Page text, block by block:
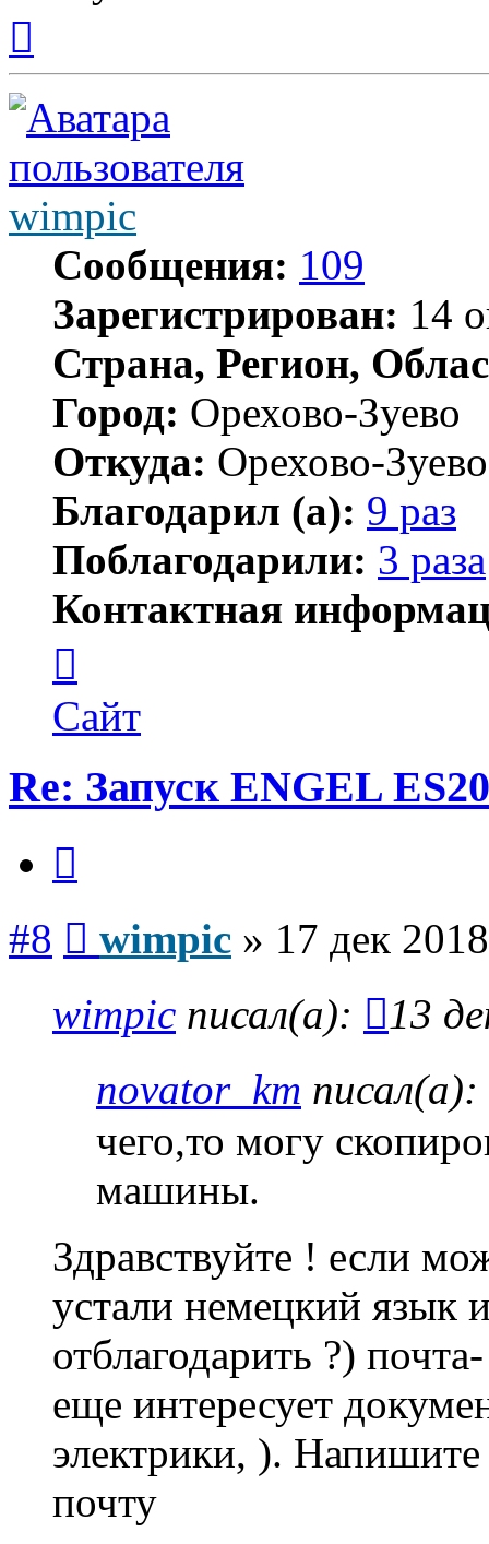
началу
wimpic
Сообщения: 109
Зарегистрирован: 14
Страна, Регион,
Город: Орехово-Зуево
Откуда: Орехово-Зуево
Благодарил (а): 9 раз
Поблагодарили: 3 раза
Контактная
пользователя
wimpic
Сайт
Re: Запуск ENGEL
#8 wimpic » 17 дек
wimpic писал(а):
13
novator_km писал(а):
чего,то могу
машины.
Здравствуйте ! если
устали немецкий язык
отблагодарить ?)
еще интересует
электрики, ).
почту